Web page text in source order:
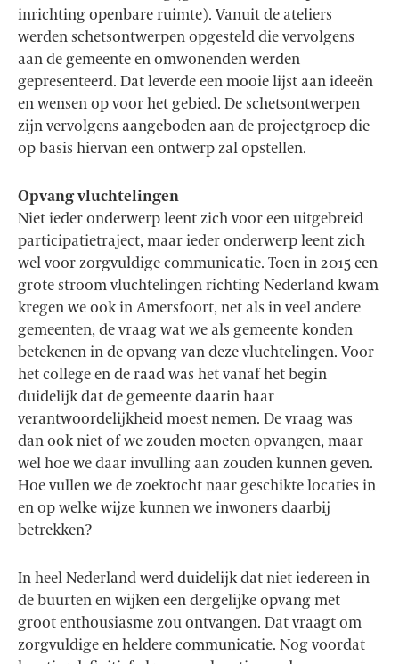
inrichting openbare ruimte). Vanuit de ateliers
werden schetsontwerpen opgesteld die vervolgens
aan de gemeente en omwonenden werden
gepresenteerd. Dat leverde een mooie lijst aan ideeën
en wensen op voor het gebied. De schetsontwerpen
zijn vervolgens aangeboden aan de projectgroep die
op basis hiervan een ontwerp zal opstellen.
Opvang vluchtelingen
Niet ieder onderwerp leent zich voor een uitgebreid
participatietraject, maar ieder onderwerp leent zich
wel voor zorgvuldige communicatie. Toen in 2015 een
grote stroom vluchtelingen richting Nederland kwam
kregen we ook in Amersfoort, net als in veel andere
gemeenten, de vraag wat we als gemeente konden
betekenen in de opvang van deze vluchtelingen. Voor
het college en de raad was het vanaf het begin
duidelijk dat de gemeente daarin haar
verantwoordelijkheid moest nemen. De vraag was
dan ook niet of we zouden moeten opvangen, maar
wel hoe we daar invulling aan zouden kunnen geven.
Hoe vullen we de zoektocht naar geschikte locaties in
en op welke wijze kunnen we inwoners daarbij
betrekken?
In heel Nederland werd duidelijk dat niet iedereen in
de buurten en wijken een dergelijke opvang met
groot enthousiasme zou ontvangen. Dat vraagt om
zorgvuldige en heldere communicatie. Nog voordat